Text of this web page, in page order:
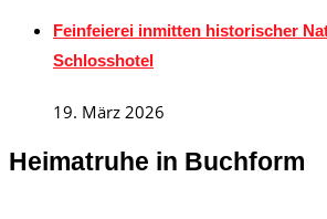
Feinfeierei inmitten historischer
Schlosshotel
19. März 2026
Heimatruhe in Buchform